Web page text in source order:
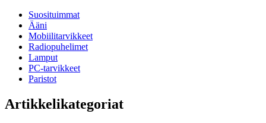
Suosituimmat
Ääni
Mobiilitarvikkeet
Radiopuhelimet
Lamput
PC-tarvikkeet
Paristot
Artikkelikategoriat